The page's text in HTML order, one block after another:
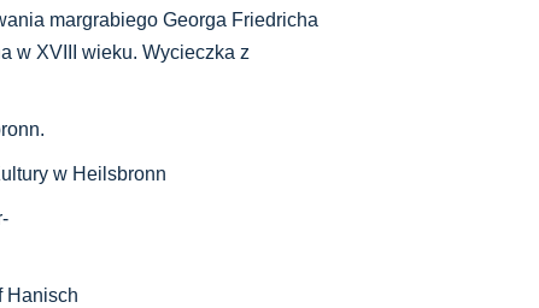
margrabiego Georga Friedricha
w XVIII wieku. Wycieczka z
w Heilsbronn
Hanisch